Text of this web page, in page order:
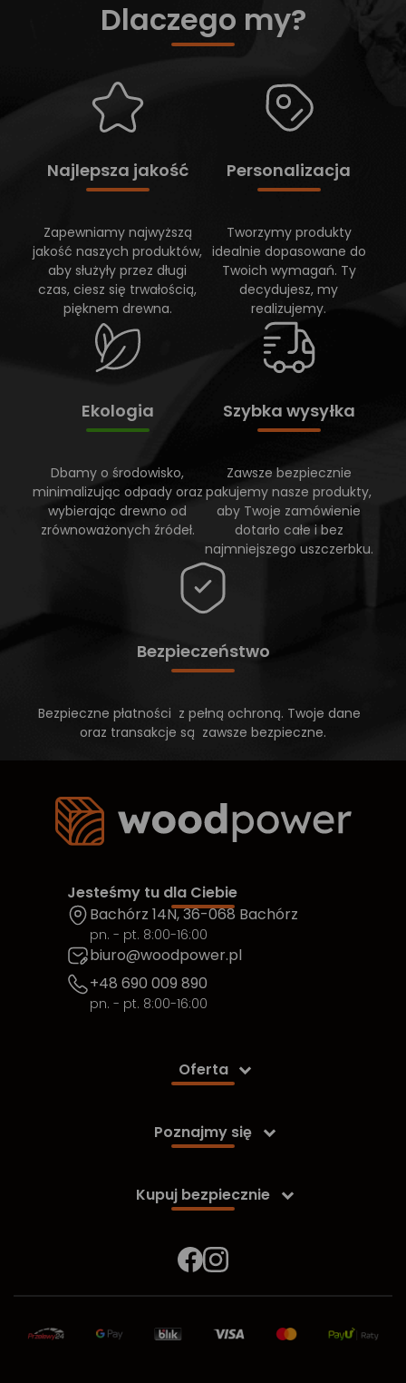
Dlaczego my?
Najlepsza jakość
Zapewniamy najwyższą
jakość naszych produktów,
aby służyły przez długi
czas, ciesz się trwałością,
pięknem drewna.
Personalizacja
Tworzymy produkty
idealnie dopasowane do
Twoich wymagań. Ty
decydujesz, my
realizujemy.
Ekologia
Dbamy o środowisko,
minimalizując odpady oraz
wybierając drewno od
zrównoważonych źródeł.
Szybka wysyłka
Zawsze bezpiecznie
pakujemy nasze produkty,
aby Twoje zamówienie
dotarło całe i bez
najmniejszego uszczerbku.
Bezpieczeństwo
Bezpieczne płatności z pełną ochroną. Twoje dane
oraz transakcje są zawsze bezpieczne.
Jesteśmy tu dla Ciebie
Bachórz 14N, 36-068 Bachórz
pn. - pt. 8:00-16:00
biuro@woodpower.pl
+48 690 009 890
pn. - pt. 8:00-16:00
Oferta 
Poznajmy się 
Kupuj bezpiecznie 